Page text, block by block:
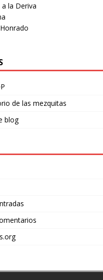
la Deriva
de las mezquitas
blog